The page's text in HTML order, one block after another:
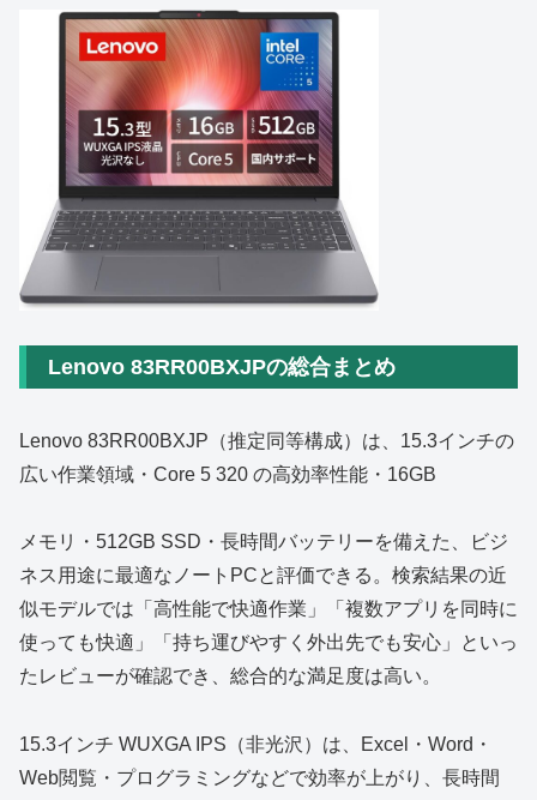
Lenovo 83RR00BXJPの総合まとめ
Lenovo 83RR00BXJP（推定同等構成）は、15.3インチの
広い作業領域・Core 5 320 の高効率性能・16GB
メモリ・512GB SSD・長時間バッテリーを備えた、ビジ
ネス用途に最適なノートPCと評価できる。検索結果の近
似モデルでは「高性能で快適作業」「複数アプリを同時に
使っても快適」「持ち運びやすく外出先でも安心」といっ
たレビューが確認でき、総合的な満足度は高い。
15.3インチ WUXGA IPS（非光沢）は、Excel・Word・
Web閲覧・プログラミングなどで効率が上がり、長時間